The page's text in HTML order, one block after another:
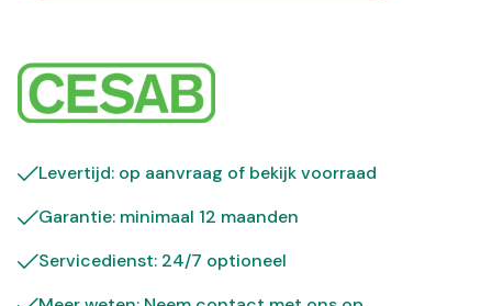
Levertijd: op aanvraag of bekijkvoorraad
Garantie: minimaal 12 maanden
Servicedienst: 24/7 optioneel